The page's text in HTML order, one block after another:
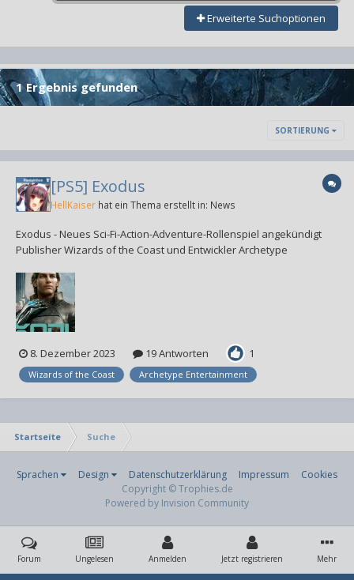
Erweiterte Suchoptionen
1 Ergebnis gefunden
SORTIERUNG
[PS5] Exodus
HellKaiser hat ein Thema erstellt in: News
Exodus - Neues Sci-Fi-Action-Adventure-Rollenspiel angekündigt
Publisher Wizards of the Coast und Entwickler Archetype
ein Sci-Fi-Action-Adventure-Rollenspiel. Das Spiel erscheint für
PlayStation 5, Xbxox Series un...
8. Dezember 2023 19 Antworten 1
Wizards of the Coast Archetype Entertainment
Startseite Suche
Sprachen Design Datenschutzerklärung Impressum
Cookies
Copyright © Trophies.de
Powered by Invision Community
Forum Ungelesen Anmelden Jetzt registrieren Mehr